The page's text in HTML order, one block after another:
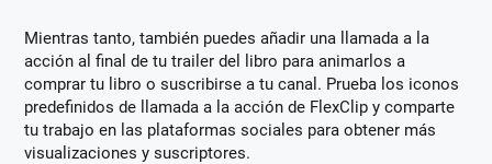
Mientras tanto, también puedes añadir una llamada a la
acción al final de tu trailer del libro para animarlos a
comprar tu libro o suscribirse a tu canal. Prueba los iconos
predefinidos de llamada a la acción de FlexClip y comparte
tu trabajo en las plataformas sociales para obtener más
visualizaciones y suscriptores.